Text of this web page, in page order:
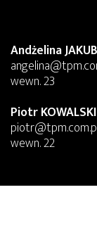
Andżelina
wewn. 23
Piotr KOWALSKI
wewn. 22